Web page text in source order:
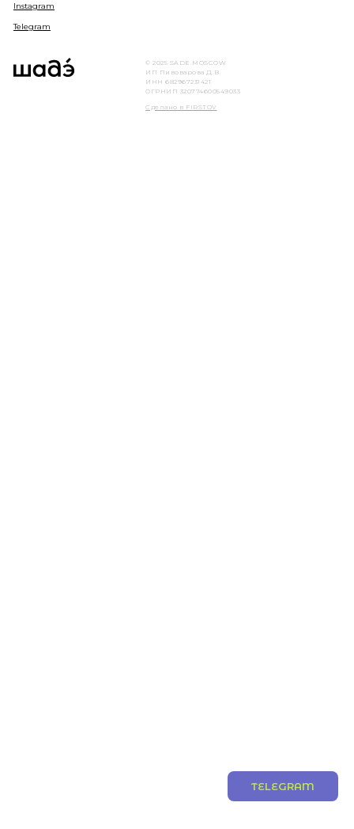
Instagram
Telegram
© 2025 SADE.MOSCOW
ИП Пивоварова Д.В.
ИНН 682967231421
ОГРНИП 320774600549033
Сделано в FIRSTOV
TELEGRAM